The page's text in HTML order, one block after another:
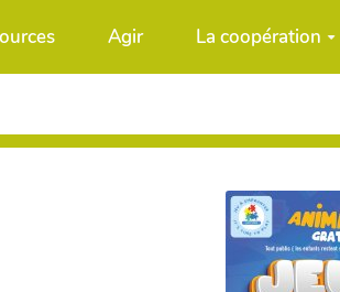
Agir La coopération